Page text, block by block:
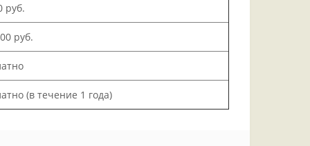
руб.
руб.
(в течение 1 года)